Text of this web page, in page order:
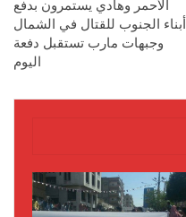
الأحمر وهادي يستمرون بدفع
أبناء الجنوب للقتال في الشمال
وجبهات مارب تستقبل دفعة
اليوم